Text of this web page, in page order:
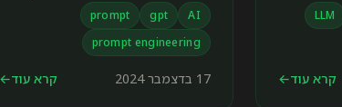
LLM
קרא עוד←
AI
gpt
prompt
prompt engineering
17 בדצמבר 2024 קרא עוד←